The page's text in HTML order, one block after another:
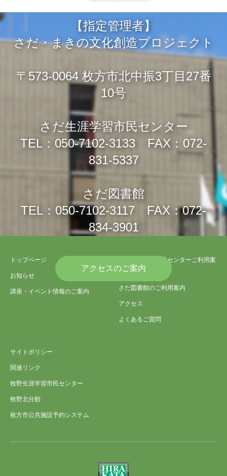
【指定管理者】
さだ・まきの文化創造プロジェクト
〒573-0064 枚方市北中振3丁目27番
10号
さだ生涯学習市民センター
TEL：050-7102-3133 FAX：072-
831-5337
さだ図書館
TEL：050-7102-3117 FAX：072-
834-3901
アクセスのご案内
トップページ
お知らせ
講座・イベント情報のご案内
さだ生涯学習市民センターご利用案
内
さだ図書館のご利用案内
アクセス
よくあるご質問
サイトポリシー
関連リンク
牧野生涯学習市民センター
牧野北分館
枚方市公共施設予約システム